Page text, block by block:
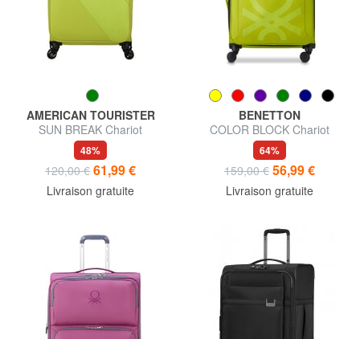
AMERICAN TOURISTER
SUN BREAK Chariot
extensible moyen
48%
120,00 € 61,99 €
Livraison gratuite
BENETTON
COLOR BLOCK Chariot
moyen, extensible
64%
159,00 € 56,99 €
Livraison gratuite